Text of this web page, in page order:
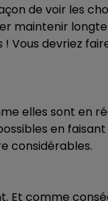
de voir les
maintenir
Vous devriez
elles sont en
en
considérables.
Et comme